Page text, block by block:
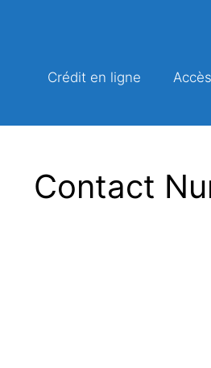
Crédit en ligne
Contact